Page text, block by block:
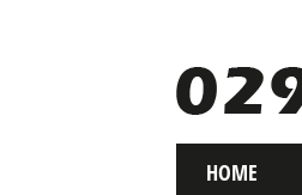
HOME